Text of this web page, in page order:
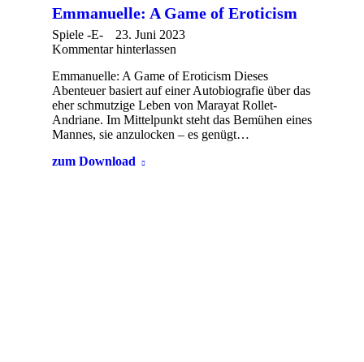
Emmanuelle: A Game of Eroticism
Spiele -E-
23. Juni 2023
Kommentar hinterlassen
Emmanuelle: A Game of Eroticism Dieses
Abenteuer basiert auf einer Autobiografie über das
eher schmutzige Leben von Marayat Rollet-
Andriane. Im Mittelpunkt steht das Bemühen eines
Mannes, sie anzulocken – es genügt…
zum Download